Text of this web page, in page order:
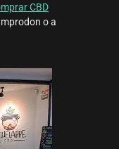
CBD
o a